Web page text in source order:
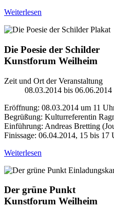
Weiterlesen
Die Poesie der Schilder
Kunstforum Weilheim
Zeit und Ort der Veranstaltung
08.03.2014 bis 06.06.2014
Eröffnung: 08.03.2014 um 11
Begrüßung: Kulturreferentin
Einführung: Andreas Bretting
Finissage: 06.04.2014, 15 bis 17
Weiterlesen
Der grüne Punkt
Kunstforum Weilheim